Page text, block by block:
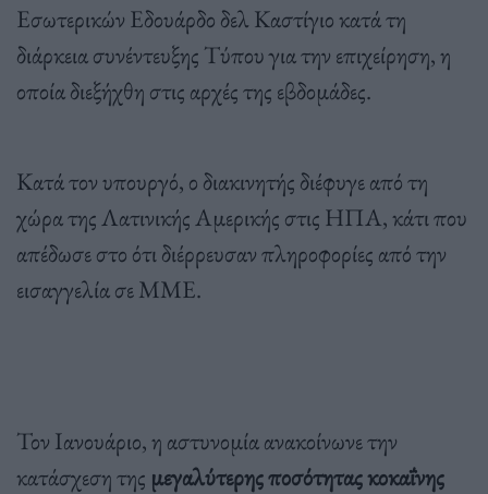
Εσωτερικών Εδουάρδο δελ Καστίγιο κατά τη
διάρκεια συνέντευξης Τύπου για την επιχείρηση, η
οποία διεξήχθη στις αρχές της εβδομάδες.
Κατά τον υπουργό, ο διακινητής διέφυγε από τη
χώρα της Λατινικής Αμερικής στις ΗΠΑ, κάτι που
απέδωσε στο ότι διέρρευσαν πληροφορίες από την
εισαγγελία σε ΜΜΕ.
Τον Ιανουάριο, η αστυνομία ανακοίνωνε την
κατάσχεση της μεγαλύτερης ποσότητας κοκαΐνης